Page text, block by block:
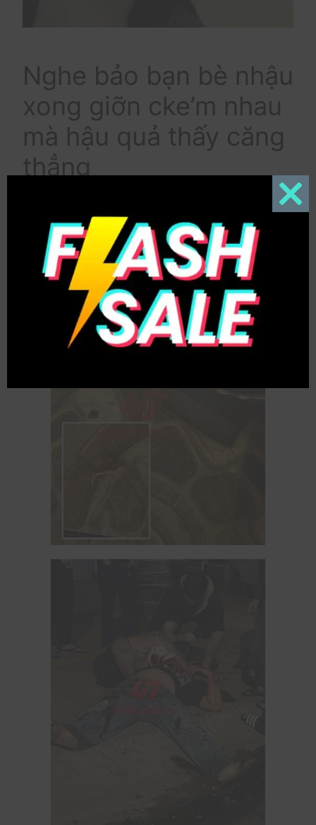
Nghe bảo bạn bè nhậu
xong giỡn cke’m nhau
mà hậu quả thấy căng
thẳng
thanh niên bị chém ở đầu với tay mà chém rớt cả
miếng thịt
Close